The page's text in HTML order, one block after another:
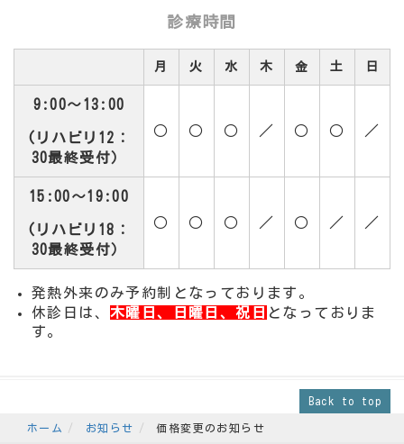
診療時間
月 火 水 木 金 土 日
9:00～13:00
(リハビリ12：
30最終受付）
○ ○ ○ ／ ○ ○ ／
15:00～19:00
(リハビリ18：
30最終受付）
○ ○ ○ ／ ○ ／ ／
発熱外来のみ予約制となっております。
休診日は、 木曜日、日曜日、祝日 となっておりま
す。
Back to top
ホーム お知らせ 価格変更のお知らせ